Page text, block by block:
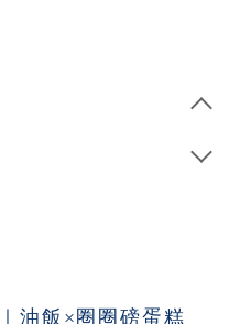
油飯×圈圈磅蛋糕